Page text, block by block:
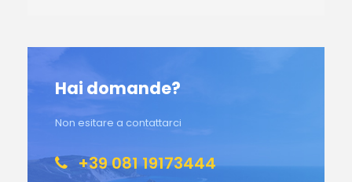
Hai domande?
Non esitare a contattarci
+39 081 19173444